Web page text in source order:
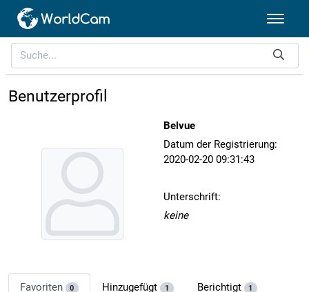
Benutzerprofil
Belvue
Datum der Registrierung:
2020-02-20 09:31:43
Unterschrift:
keine
Favoriten 0 Hinzugefügt 1 Berichtigt 1